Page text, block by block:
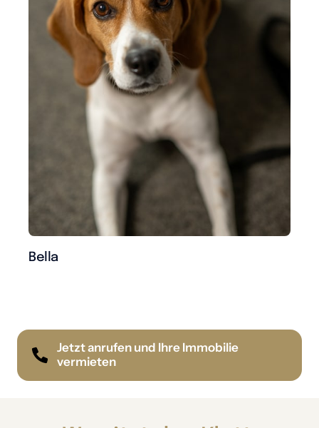
Bella
Jetzt anrufen und Ihre Immobilie
vermieten